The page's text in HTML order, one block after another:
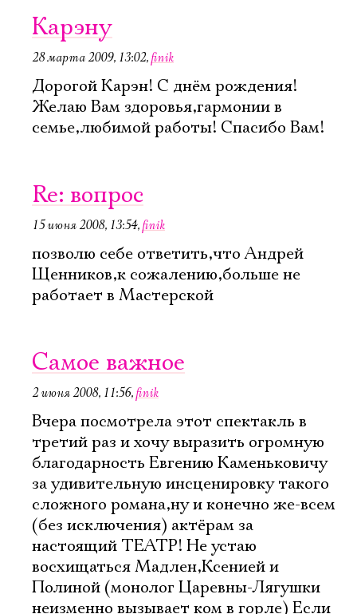
Карэну
28 марта 2009, 13:02,finik
Дорогой Карэн! С днём рождения!
Желаю Вам здоровья,гармонии в
семье,любимой работы! Спасибо Вам!
Re: вопрос
15 июня 2008, 13:54,finik
позволю себе ответить,что Андрей
Щенников,к сожалению,больше не
работает в Мастерской
Самое важное
2 июня 2008, 11:56,finik
Вчера посмотрела этот спектакль в
третий раз и хочу выразить огромную
благодарность Евгению Каменьковичу
за удивительную инсценировку такого
сложного романа,ну и конечно же-всем
(без исключения) актёрам за
настоящий ТЕАТР! Не устаю
восхищаться Мадлен,Ксенией и
Полиной (монолог Царевны-Лягушки
неизменно вызывает ком в горле) Если